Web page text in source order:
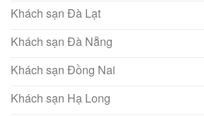
Khách sạn Đà Lạt
Khách sạn Đà Nẵng
Khách sạn Đồng Nai
Khách sạn Hạ Long